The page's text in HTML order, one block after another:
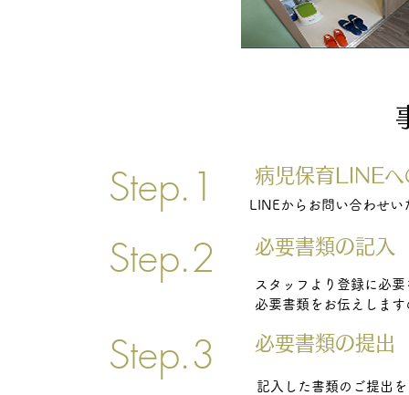
Step.1 病児保育LINEへ
LINEからお問い合わせ
Step.2 ​必要書類の記入
スタッフより登録に必
必要書類をお伝えしま
Step.3 ​必要書類の提出
記入した書類のご提出